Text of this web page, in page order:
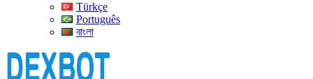
Türkçe
Português
বাংলা